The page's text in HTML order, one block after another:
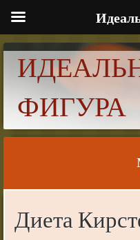
ФИГУРА
Диета